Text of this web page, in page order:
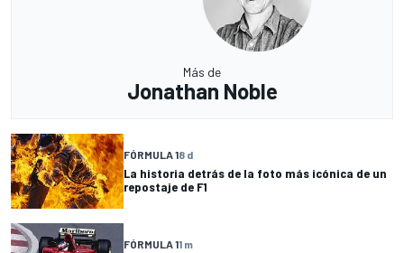
Más de
Jonathan Noble
FÓRMULA 18 d
La historia detrás de la foto más icónica de un
repostaje de F1
FÓRMULA 11 m